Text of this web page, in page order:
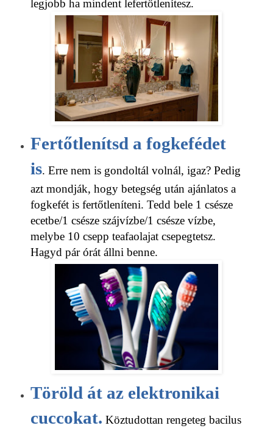
legjobb ha mindent lefertőtlenítesz.
Fertőtlenítsd a fogkefédet
is. Erre nem is gondoltál volnál, igaz? Pedig
azt mondják, hogy betegség után ajánlatos a
fogkefét is fertőtleníteni. Tedd bele 1 csésze
ecetbe/1 csésze szájvízbe/1 csésze vízbe,
melybe 10 csepp teafaolajat csepegtetsz.
Hagyd pár órát állni benne.
Töröld át az elektronikai
cuccokat. Köztudottan rengeteg bacilus